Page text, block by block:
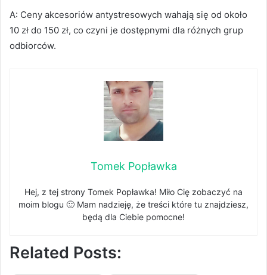
A: Ceny akcesoriów antystresowych wahają się od około
10 zł do 150 zł, co czyni je dostępnymi dla różnych grup
odbiorców.
Tomek Popławka
Hej, z tej strony Tomek Popławka! Miło Cię zobaczyć na
moim blogu 🙂 Mam nadzieję, że treści które tu znajdziesz,
będą dla Ciebie pomocne!
Related Posts: